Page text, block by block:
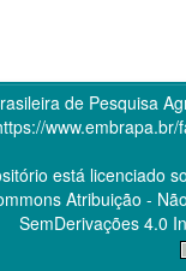
de Pesquisa
www.embrapa.br/
está licenciado
Atribuição -
SemDerivações 4.0